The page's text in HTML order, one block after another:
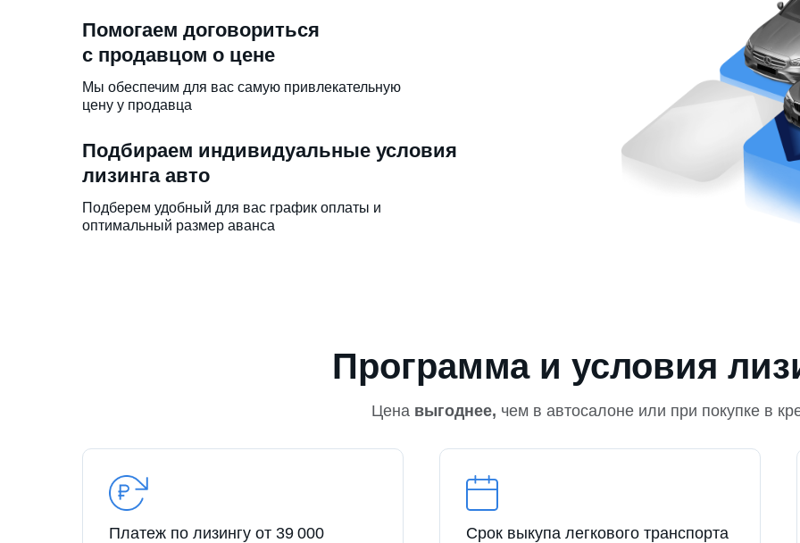
Подбираем индивидуальные условия
лизинга авто
Подберем удобный для вас график оплаты и
оптимальный размер аванса
Помогаем договориться
с продавцом о цене
Мы обеспечим для вас самую привлекательную
цену у продавца
Программа и условия
Цена выгоднее, чем в автосалоне или при покупке в
Платеж по лизингу от 39 000
Срок выкупа легкового транспорта